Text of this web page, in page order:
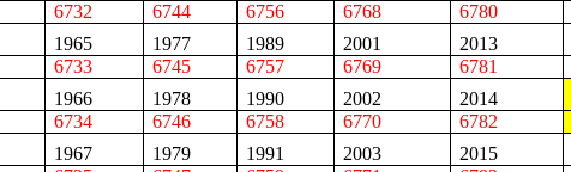
6732 6744 6756 6768 6780
1965 1977 1989 2001 2013
6733 6745 6757 6769 6781
1966 1978 1990 2002 2014
6734 6746 6758 6770 6782
1967 1979 1991 2003 2015